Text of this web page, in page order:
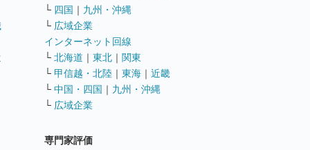
└ 四国 ｜ 九州・沖縄
└ 広域企業
インターネット回線
└ 北海道 ｜ 東北 ｜ 関東
└ 甲信越・北陸 ｜ 東海 ｜ 近畿
└ 中国・四国 ｜ 九州・沖縄
└ 広域企業
専門家評価